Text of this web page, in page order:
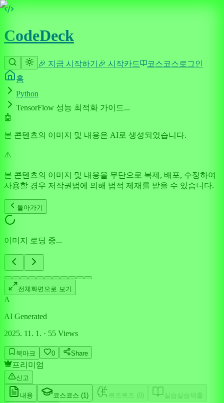
CodeDeck
🎉 지금 시작하기 🎉 시작카드 코스코스 로그인
홈
Python
TensorFlow 성능 최적화 가이드...
🤖
본 콘텐츠의 이미지 및 내용은 AI로 생성되었습니다.
⚠️
본 콘텐츠의 이미지 및 내용을 무단으로 복제, 배포, 수정하여
사용할 경우 저작권법에 의해 법적 제재를 받을 수 있습니다.
돌아가기
이미지 로딩 중...
전체화면으로 보기
A
AI Generated
2025. 11. 1. · 55 Views
북마크 0 Share
프리미엄
신고
내용 코스 코스 (1 ) 퀴즈 퀴즈 (0 ) 실습실습제출